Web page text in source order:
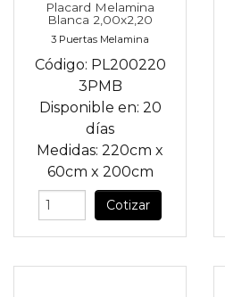
Placard Melamina
Blanca 2,00x2,20
3 Puertas Melamina
Código: PL200220
3PMB
Disponible en: 20
días
Medidas: 220cm x
60cm x 200cm
Cotizar